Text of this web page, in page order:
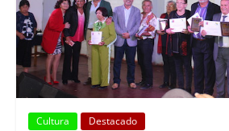
Cultura Destacado